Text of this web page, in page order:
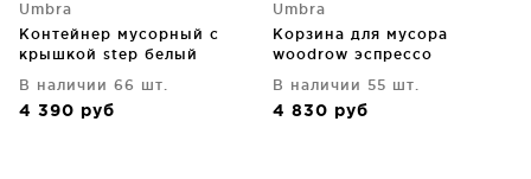
Umbra
Контейнер мусорный с
крышкой step белый
В наличии 66 шт.
4 390 руб
Umbra
Корзина для мусора
woodrow эспрессо
В наличии 55 шт.
4 830 руб